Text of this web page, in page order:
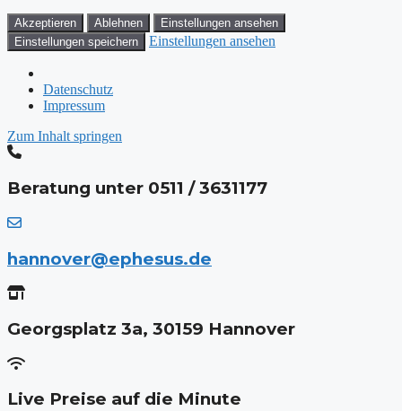
Akzeptieren Ablehnen
Einstellungen ansehen
Einstellungen speichern
Einstellungen ansehen
Datenschutz
Impressum
Zum Inhalt springen
Beratung unter 0511 / 3631177
hannover@ephesus.de
Georgsplatz 3a, 30159 Hannover
Live Preise auf die Minute